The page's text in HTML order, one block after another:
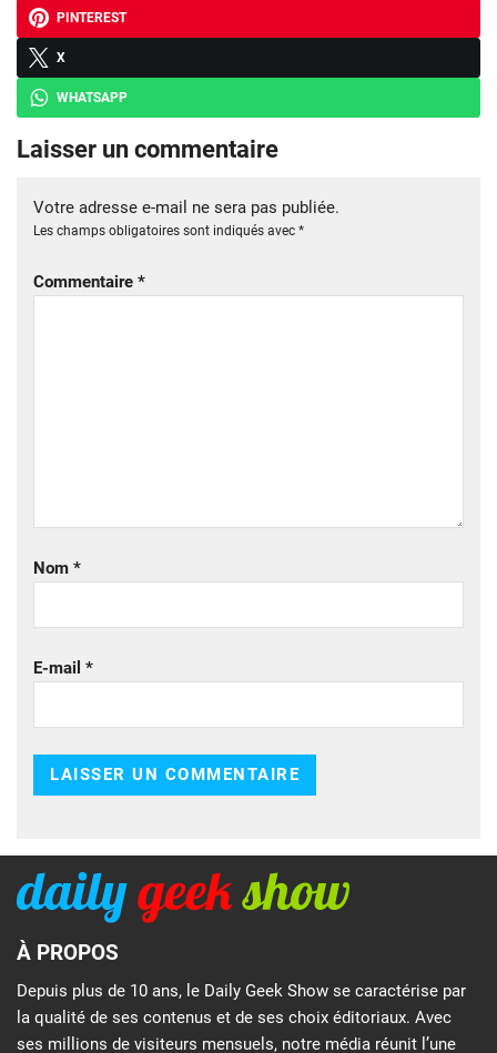
PINTEREST
X
WHATSAPP
Laisser un commentaire
Votre adresse e-mail ne sera pas publiée.
Les champs obligatoires sont indiqués avec *
Commentaire *
Nom *
E-mail *
À PROPOS
Depuis plus de 10 ans, le Daily Geek Show se caractérise par
la qualité de ses contenus et de ses choix éditoriaux. Avec
ses millions de visiteurs mensuels, notre média réunit l’une